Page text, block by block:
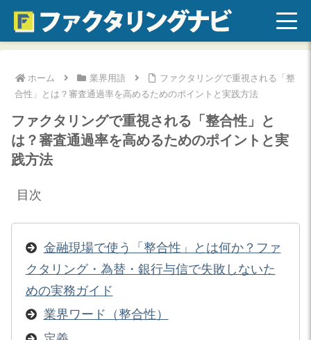
ホーム 業界用語
ファクタリングで重視される「整
合性」とは？審査通過率を高めるためのポイントと実践方法
ファクタリングで重視される「整合性」と
は？審査通過率を高めるためのポイントと実
践方法
目次
金融現場で使う「整合性」とは何か？ファ
クタリング・為替・銀行与信で失敗しないた
めの実務ガイド
業界ワード（整合性）